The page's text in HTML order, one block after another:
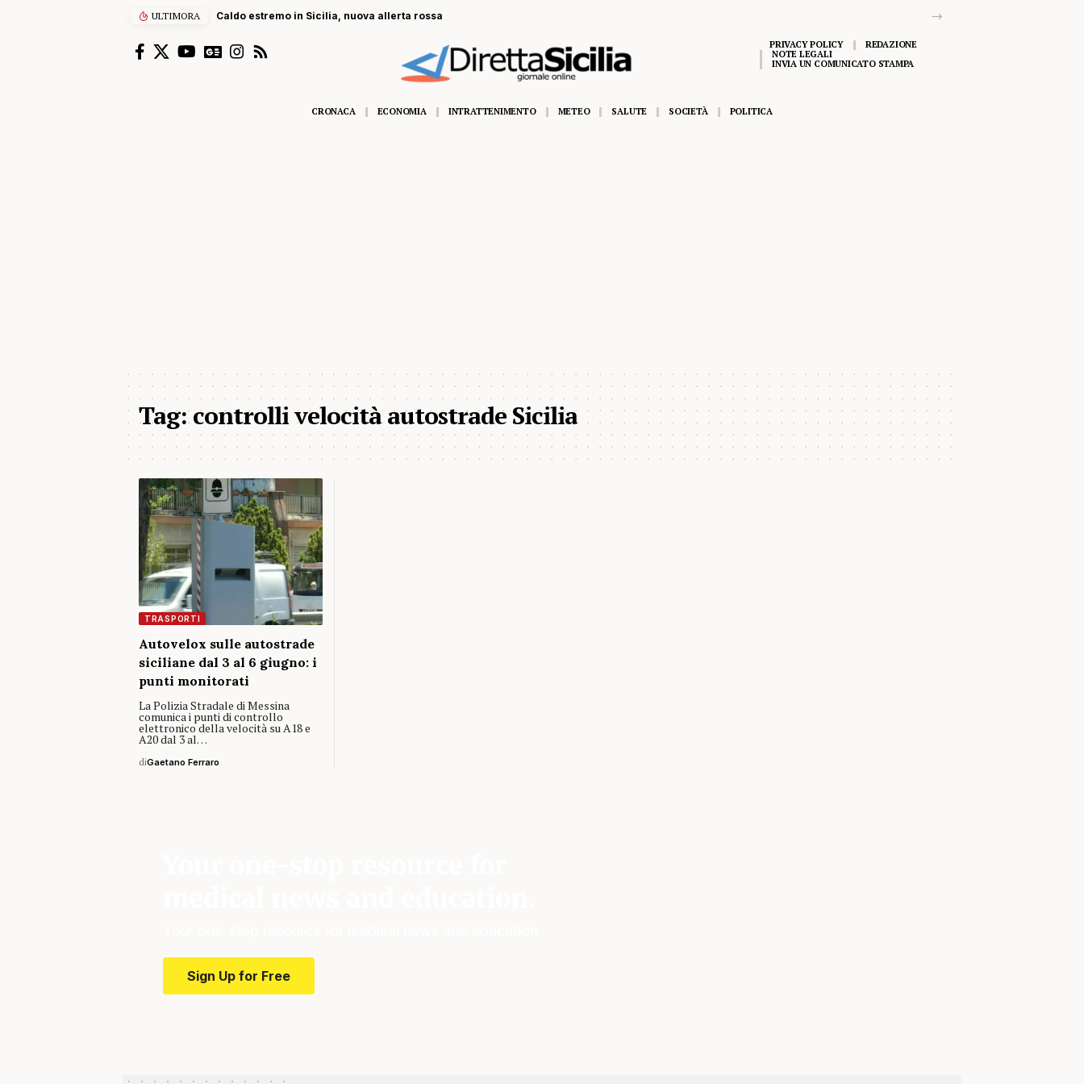
ULTIMORA Caldo estremo in Sicilia, nuova allerta rossa
PRIVACY POLICY
REDAZIONE
NOTE LEGALI
INVIA UN COMUNICATO STAMPA
CRONACA ECONOMIA INTRATTENIMENTO METEO SALUTE SOCIETÀ POLITICA
Tag:controlli velocità autostrade Sicilia
TRASPORTI
Autovelox sulle autostrade
siciliane dal 3 al 6 giugno: i
punti monitorati
La Polizia Stradale di Messina
comunica i punti di controllo
elettronico della velocità su A18 e
A20 dal 3 al…
diGaetano Ferraro
Sign Up for Free